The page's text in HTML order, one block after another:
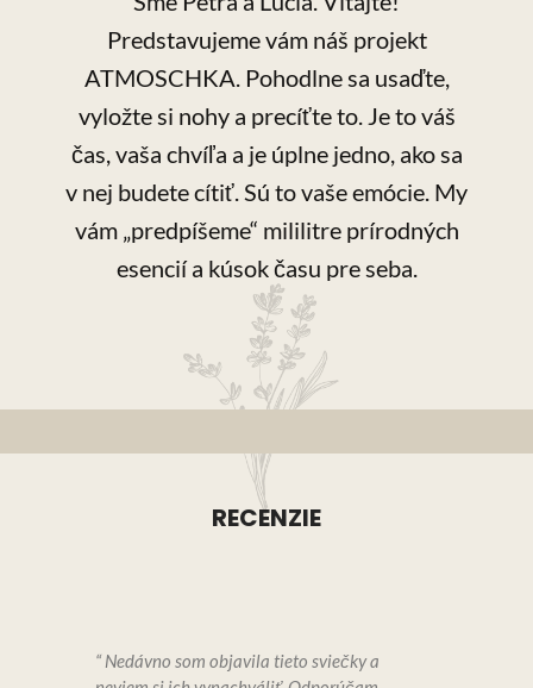
Predstavujeme vám náš projekt
ATMOSCHKA. Pohodlne sa usaďte,
vyložte si nohy a precíťte to. Je to váš
čas, vaša chvíľa a je úplne jedno, ako sa
v nej budete cítiť. Sú to vaše emócie. My
vám „predpíšeme“ mililitre prírodných
esencií a kúsok času pre seba.
RECENZIE
“ Nedávno som objavila tieto sviečky a